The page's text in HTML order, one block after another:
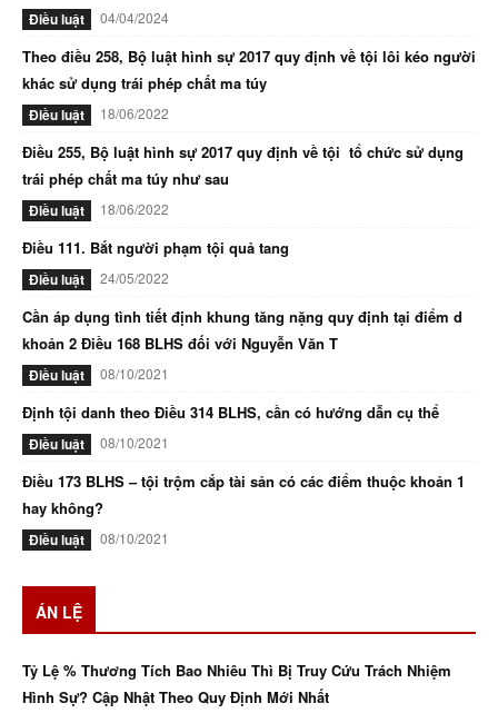
Điều luật 04/04/2024
Theo điều 258, Bộ luật hình sự 2017 quy định về tội lôi kéo người
khác sử dụng trái phép chất ma túy
Điều luật 18/06/2022
Điều 255, Bộ luật hình sự 2017 quy định về tội tổ chức sử dụng
trái phép chất ma túy như sau
Điều luật 18/06/2022
Điều 111. Bắt người phạm tội quả tang
Điều luật 24/05/2022
Cần áp dụng tình tiết định khung tăng nặng quy định tại điểm d
khoản 2 Điều 168 BLHS đối với Nguyễn Văn T
Điều luật 08/10/2021
Định tội danh theo Điều 314 BLHS, cần có hướng dẫn cụ thể
Điều luật 08/10/2021
Điều 173 BLHS – tội trộm cắp tài sản có các điểm thuộc khoản 1
hay không?
Điều luật 08/10/2021
ÁN LỆ
Tỷ Lệ % Thương Tích Bao Nhiêu Thì Bị Truy Cứu Trách Nhiệm
Hình Sự? Cập Nhật Theo Quy Định Mới Nhất